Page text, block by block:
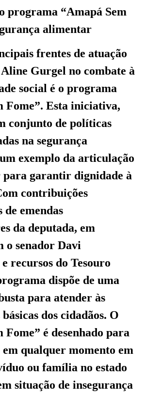
programa “Amapá Sem
alimentar
frentes de atuação
Gurgel no combate à
social é o programa
Fome”. Esta iniciativa,
conjunto de políticas
na segurança
exemplo da articulação
garantir dignidade à
contribuições
emendas
da deputada, em
o senador Davi
recursos do Tesouro
dispõe de uma
para atender às
básicas dos cidadãos. O
Fome” é desenhado para
em qualquer momento em
ou família no estado
situação de insegurança